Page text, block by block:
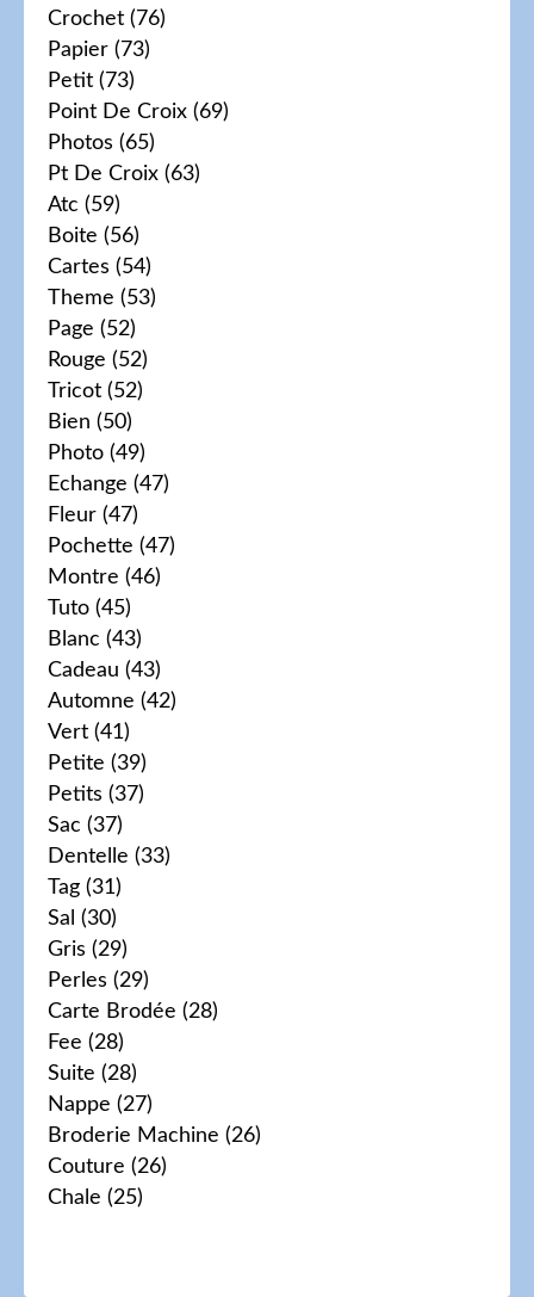
Crochet (76)
Papier (73)
Petit (73)
Point De Croix (69)
Photos (65)
Pt De Croix (63)
Atc (59)
Boite (56)
Cartes (54)
Theme (53)
Page (52)
Rouge (52)
Tricot (52)
Bien (50)
Photo (49)
Echange (47)
Fleur (47)
Pochette (47)
Montre (46)
Tuto (45)
Blanc (43)
Cadeau (43)
Automne (42)
Vert (41)
Petite (39)
Petits (37)
Sac (37)
Dentelle (33)
Tag (31)
Sal (30)
Gris (29)
Perles (29)
Carte Brodée (28)
Fee (28)
Suite (28)
Nappe (27)
Broderie Machine (26)
Couture (26)
Chale (25)